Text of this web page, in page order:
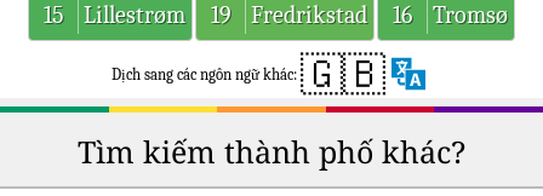
15
Lillestrøm 19 Fredrikstad 16 Tromsø
Dịch sang các ngôn ngữ khác: 🇬🇧
Tìm kiếm thành phố khác?